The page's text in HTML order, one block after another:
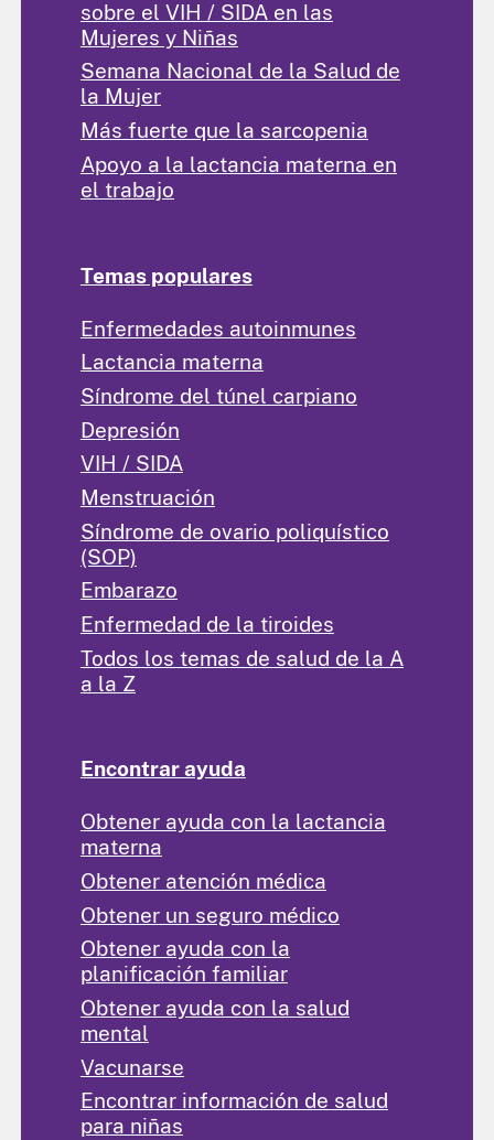
sobre el VIH / SIDA en las
Mujeres y Niñas
Semana Nacional de la Salud de
la Mujer
Más fuerte que la sarcopenia
Apoyo a la lactancia materna en
el trabajo
Temas populares
Enfermedades autoinmunes
Lactancia materna
Síndrome del túnel carpiano
Depresión
VIH / SIDA
Menstruación
Síndrome de ovario poliquístico
(SOP)
Embarazo
Enfermedad de la tiroides
Todos los temas de salud de la A
a la Z
Encontrar ayuda
Obtener ayuda con la lactancia
materna
Obtener atención médica
Obtener un seguro médico
Obtener ayuda con la
planificación familiar
Obtener ayuda con la salud
mental
Vacunarse
Encontrar información de salud
para niñas